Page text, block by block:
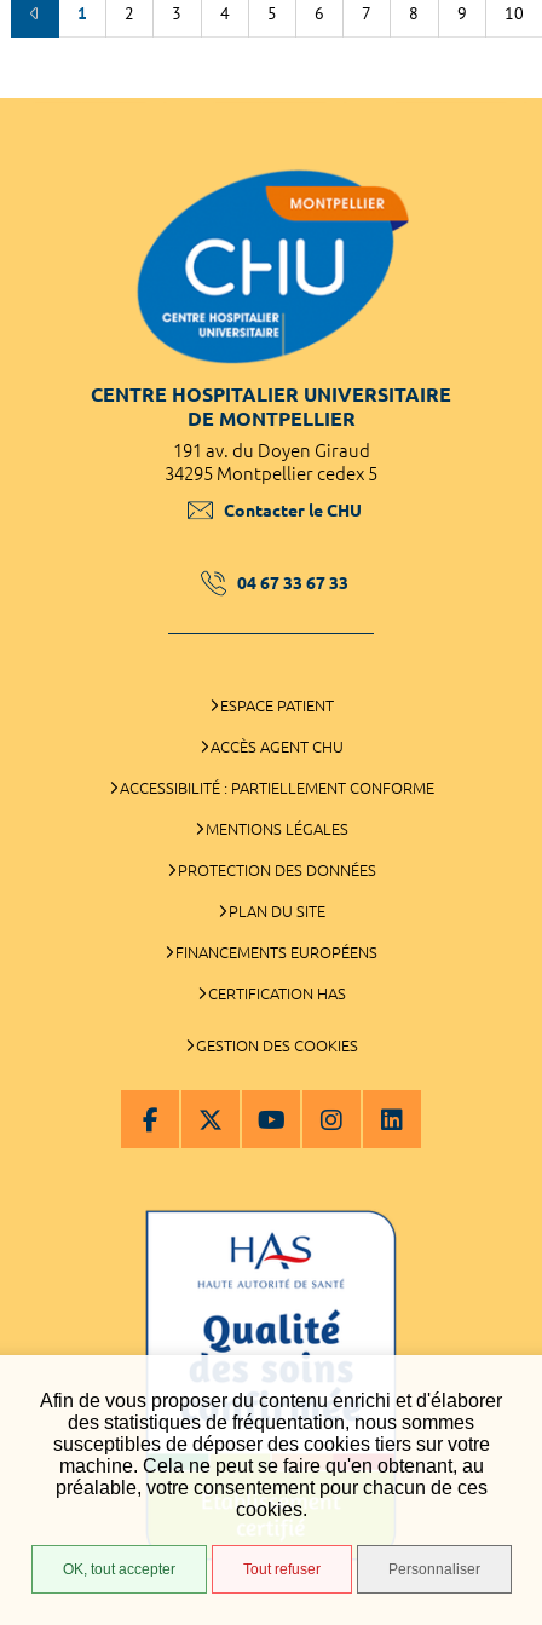
Afin de vous proposer du contenu enrichi et d'élaborer
des statistiques de fréquentation, nous sommes
susceptibles de déposer des cookies tiers sur votre
machine. Cela ne peut se faire qu'en obtenant, au
préalable, votre consentement pour chacun de ces
cookies.
OK, tout accepter Tout refuser Personnaliser
1 2 3 4 5 6 7 8 9 10
CENTRE HOSPITALIER UNIVERSITAIRE
DE MONTPELLIER
191 av. du Doyen Giraud
34295 Montpellier cedex 5
Contacter le CHU
04 67 33 67 33
ESPACE PATIENT
ACCÈS AGENT CHU
ACCESSIBILITÉ : PARTIELLEMENT CONFORME
MENTIONS LÉGALES
PROTECTION DES DONNÉES
PLAN DU SITE
FINANCEMENTS EUROPÉENS
CERTIFICATION HAS
GESTION DES COOKIES